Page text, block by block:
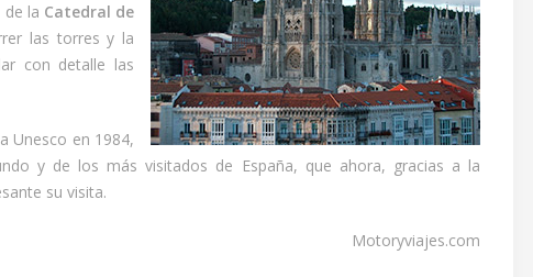
de la Catedral de
las torres y la
con detalle las
Unesco en 1984,
y de los más visitados de España, que ahora, gracias a la
su visita.
Motoryviajes.com